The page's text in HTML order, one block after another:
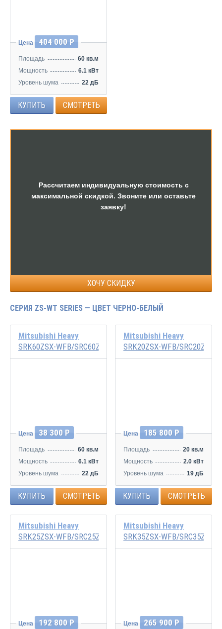
Цена 404 000 Р
Площадь
60 кв.м
Мощность
6.1 кВт
Уровень шума
22 дБ
КУПИТЬ СМОТРЕТЬ
Рассчитаем индивидуальную стоимость с
максимальной скидкой. Звоните или оставьте
заявку!
ХОЧУ СКИДКУ
СЕРИЯ ZS-WT SERIES — ЦВЕТ ЧЕРНО-БЕЛЫЙ
Mitsubishi Heavy
SRK60ZSX-WFB/SRC60ZSX-W1
Цена 38 300 Р
Площадь
60 кв.м
Мощность
6.1 кВт
Уровень шума
22 дБ
КУПИТЬ СМОТРЕТЬ
Mitsubishi Heavy
SRK20ZSX-WFB/SRC20ZSX-
Цена 185 800 Р
Площадь
20 кв.м
Мощность
2.0 кВт
Уровень шума
19 дБ
КУПИТЬ СМОТРЕТЬ
Mitsubishi Heavy
SRK25ZSX-WFB/SRC25ZSX-W
Цена 192 800 Р
Mitsubishi Heavy
SRK35ZSX-WFB/SRC35ZSX-
Цена 265 900 Р